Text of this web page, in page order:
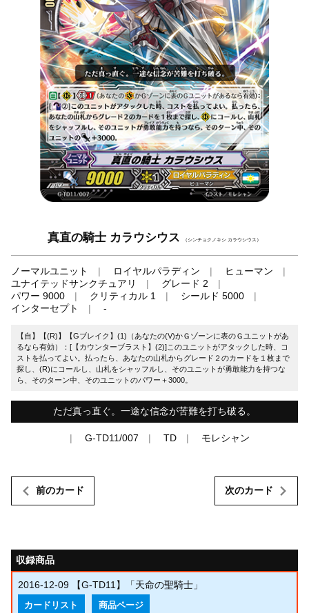
真直の騎士 カラウシウス （シンチョクノキシ カラウシウス）
ノーマルユニット ロイヤルパラディン
ヒューマン
ユナイテッドサンクチュアリ
グレード 2
パワー 9000
クリティカル 1
シールド 5000
インターセプト
-
【自】【(R)】【Gブレイク】(1)（あなたの(V)かＧゾーンに表のＧユニットがあ
るなら有効）：[【カウンターブラスト】(2)]このユニットがアタックした時、コ
ストを払ってよい。払ったら、あなたの山札からグレード２のカードを１枚まで
探し、(R)にコールし、山札をシャッフルし、そのユニットが勇敢能力を持つな
ら、そのターン中、そのユニットのパワー＋3000。
ただ真っ直ぐ。一途な信念が苦難を打ち破る。
G-TD11/007 TD モレシャン
前のカード 次のカード
収録商品
2016-12-09 【G-TD11】「天命の聖騎士」
カードリスト 商品ページ